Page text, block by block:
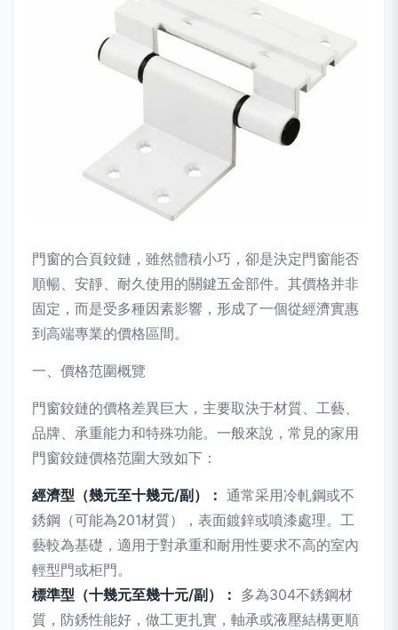
門窗的合頁鉸鏈，雖然體積小巧，卻是決定門窗能否
順暢、安靜、耐久使用的關鍵五金部件。其價格并非
固定，而是受多種因素影響，形成了一個從經濟實惠
到高端專業的價格區間。
一、價格范圍概覽
門窗鉸鏈的價格差異巨大，主要取決于材質、工藝、
品牌、承重能力和特殊功能。一般來說，常見的家用
門窗鉸鏈價格范圍大致如下：
經濟型（幾元至十幾元/副）： 通常采用冷軋鋼或不
銹鋼（可能為201材質），表面鍍鋅或噴漆處理。工
藝較為基礎，適用于對承重和耐用性要求不高的室內
輕型門或柜門。
標準型（十幾元至幾十元/副）： 多為304不銹鋼材
質，防銹性能好，做工更扎實，軸承或液壓結構更順